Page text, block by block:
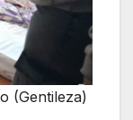
(Gentileza)